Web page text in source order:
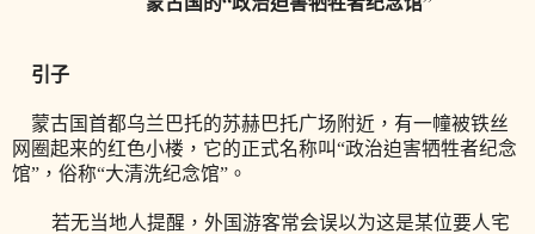
引子
蒙古国首都乌兰巴托的苏赫巴托广场附近，有一幢被铁丝
网圈起来的红色小楼，它的正式名称叫“政治迫害牺牲者纪念
馆”，俗称“大清洗纪念馆”。
若无当地人提醒，外国游客常会误以为这是某位要人宅